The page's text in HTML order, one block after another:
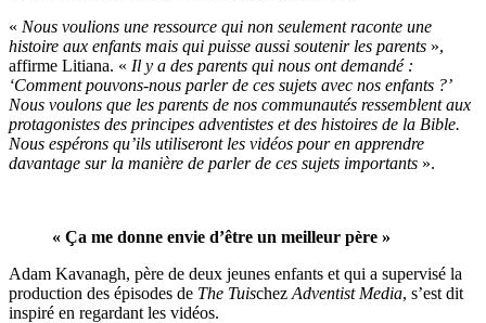
« Nous voulions une ressource qui non seulement raconte une
histoire aux enfants mais qui puisse aussi soutenir les parents »,
affirme Litiana. « Il y a des parents qui nous ont demandé :
‘Comment pouvons-nous parler de ces sujets avec nos enfants ?’
Nous voulons que les parents de nos communautés ressemblent aux
protagonistes des principes adventistes et des histoires de la Bible.
Nous espérons qu’ils utiliseront les vidéos pour en apprendre
davantage sur la manière de parler de ces sujets importants ».
« Ça me donne envie d’être un meilleur père »
Adam Kavanagh, père de deux jeunes enfants et qui a supervisé la
production des épisodes de The Tuischez Adventist Media, s’est dit
inspiré en regardant les vidéos.